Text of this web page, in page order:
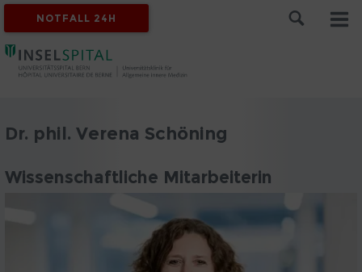
NOTFALL 24H
Dr. phil. Verena Schöning
Wissenschaftliche Mitarbeiterin